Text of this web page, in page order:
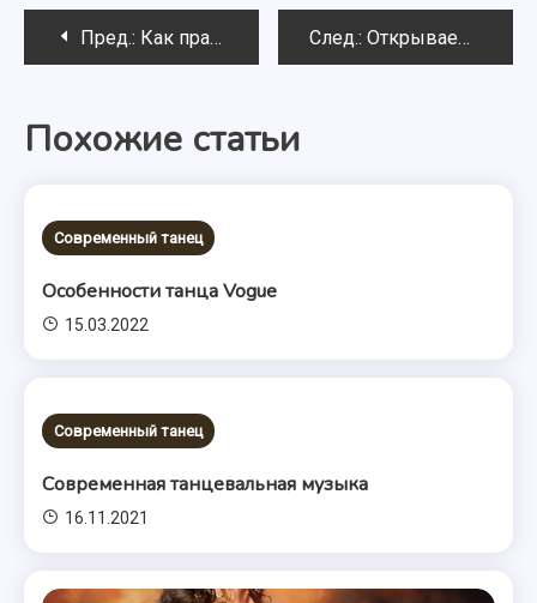
Навигация
записям
Пред.: Как правильно выбрать женские ботинки на зиму След.: Открываем школу танцев
Похожие статьи
Современный танец
Особенности танца Vogue
15.03.2022
Современный танец
Современная танцевальная музыка
16.11.2021